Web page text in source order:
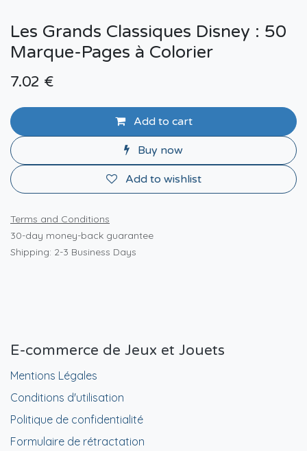
Les Grands Classiques Disney : 50
Marque-Pages à Colorier
7.02 €
Add to cart
Buy now
Add to wishlist
Terms and Conditions
30-day money-back guarantee
Shipping: 2-3 Business Days
E-commerce de Jeux et Jouets
Mentions Légales
Conditions d'utilisation
Politique de confidentialité
Formulaire de rétractation